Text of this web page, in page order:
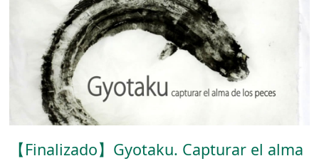
【Finalizado】Gyotaku. Capturar el alma